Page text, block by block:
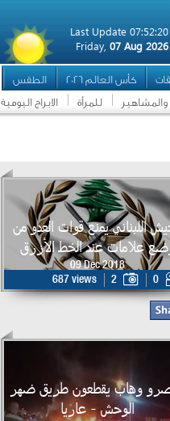
Last Update 07:52:20
Friday, 07 Aug 2026
كأس العالم 2026 الطقس
والمشاهير للمرأة الابراج اليومية
اللبناني يمنع قوات العدو من
علامات عند الخط الأزرق
09 Dec 2018
687 views
2 0
وهاب يقطعون طريق ضهر
الوحش - عاريا